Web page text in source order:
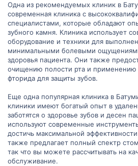
Одна из рекомендуемых клиник в
современная клиника с
специалистами, которые обладают
зубного камня. Клиника использует
оборудование и техники для
минимальными болевыми
здоровья пациента. Они также
очищению полости рта и применению
фторида для защиты зубов.
Еще одна популярная клиника в
клиники имеют богатый опыт в
заботятся о здоровье зубов и десен
используют современные
достичь максимальной
также предлагает полный спектр
так что вы можете рассчитывать на
обслуживание.